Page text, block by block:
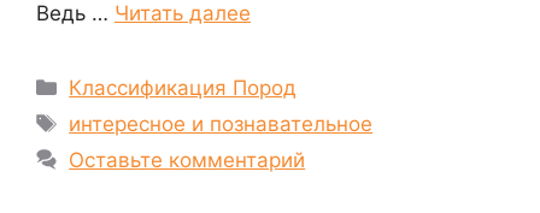
Ведь … Читать далее
Рубрики
Классификация Пород
Метки
интересное и познавательное
Оставьте комментарий